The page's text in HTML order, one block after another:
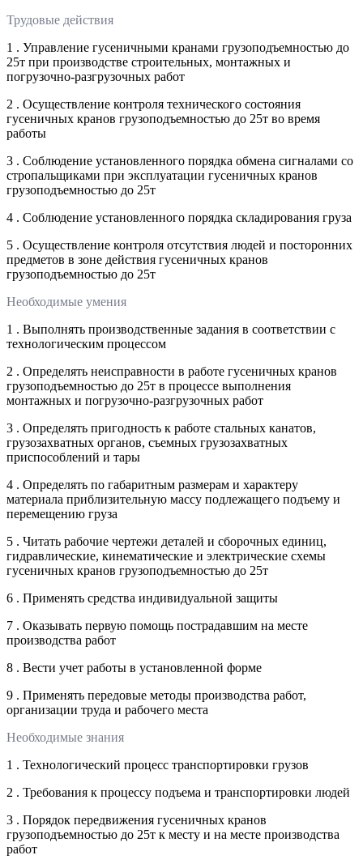
Трудовые действия
1 . Управление гусеничными кранами грузоподъемностью до
25т при производстве строительных, монтажных и
погрузочно-разгрузочных работ
2 . Осуществление контроля технического состояния
гусеничных кранов грузоподъемностью до 25т во время
работы
3 . Соблюдение установленного порядка обмена сигналами со
стропальщиками при эксплуатации гусеничных кранов
грузоподъемностью до 25т
4 . Соблюдение установленного порядка складирования груза
5 . Осуществление контроля отсутствия людей и посторонних
предметов в зоне действия гусеничных кранов
грузоподъемностью до 25т
Необходимые умения
1 . Выполнять производственные задания в соответствии с
технологическим процессом
2 . Определять неисправности в работе гусеничных кранов
грузоподъемностью до 25т в процессе выполнения
монтажных и погрузочно-разгрузочных работ
3 . Определять пригодность к работе стальных канатов,
грузозахватных органов, съемных грузозахватных
приспособлений и тары
4 . Определять по габаритным размерам и характеру
материала приблизительную массу подлежащего подъему и
перемещению груза
5 . Читать рабочие чертежи деталей и сборочных единиц,
гидравлические, кинематические и электрические схемы
гусеничных кранов грузоподъемностью до 25т
6 . Применять средства индивидуальной защиты
7 . Оказывать первую помощь пострадавшим на месте
производства работ
8 . Вести учет работы в установленной форме
9 . Применять передовые методы производства работ,
организации труда и рабочего места
Необходимые знания
1 . Технологический процесс транспортировки грузов
2 . Требования к процессу подъема и транспортировки людей
3 . Порядок передвижения гусеничных кранов
грузоподъемностью до 25т к месту и на месте производства
работ